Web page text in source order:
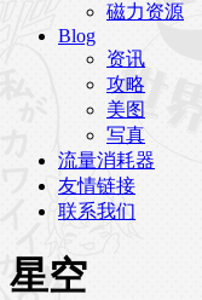
磁力资源
Blog
资讯
攻略
美图
写真
流量消耗器
友情链接
联系我们
星空